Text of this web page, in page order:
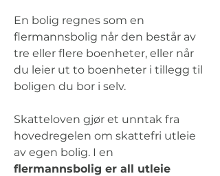
En bolig regnes som en
flermannsbolig når den består av
tre eller flere boenheter, eller når
du leier ut to boenheter i tillegg til
boligen du bor i selv.
Skatteloven gjør et unntak fra
hovedregelen om skattefri utleie
av egen bolig. I en
flermannsbolig er all utleie